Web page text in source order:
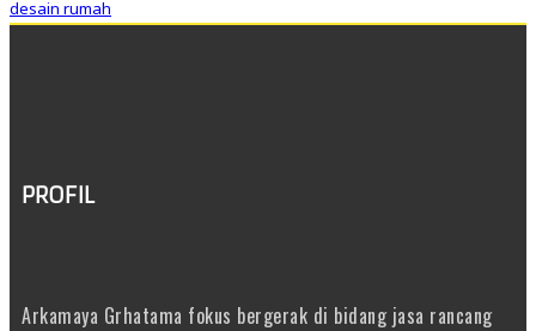
desain rumah
PROFIL
Arkamaya Grhatama fokus bergerak di bidang jasa rancang